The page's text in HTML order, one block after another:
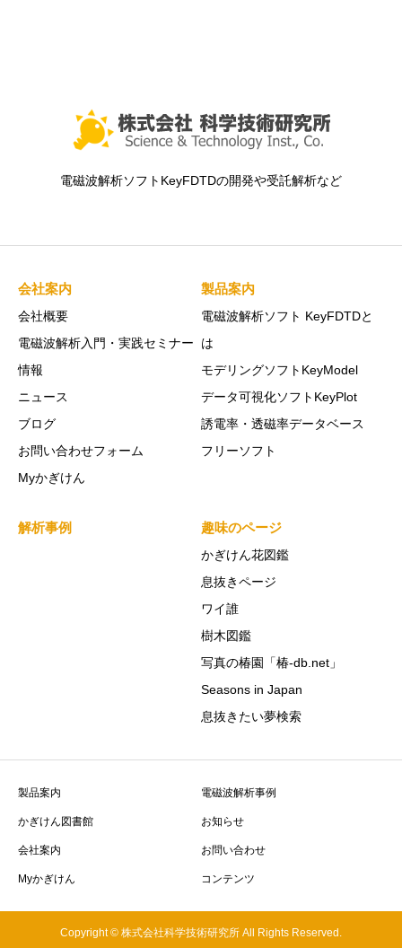
電磁波解析ソフトKeyFDTDの開発や受託解析など
会社案内
会社概要
電磁波解析入門・実践セミナー
情報
ニュース
ブログ
お問い合わせフォーム
Myかぎけん
製品案内
電磁波解析ソフト KeyFDTDと
は
モデリングソフトKeyModel
データ可視化ソフトKeyPlot
誘電率・透磁率データベース
フリーソフト
解析事例 趣味のページ
かぎけん花図鑑
息抜きページ
ワイ誰
樹木図鑑
写真の椿園「椿-db.net」
Seasons in Japan
息抜きたい夢検索
製品案内 電磁波解析事例
かぎけん図書館 お知らせ
会社案内 お問い合わせ
Myかぎけん コンテンツ
Copyright © 株式会社科学技術研究所 All Rights Reserved.